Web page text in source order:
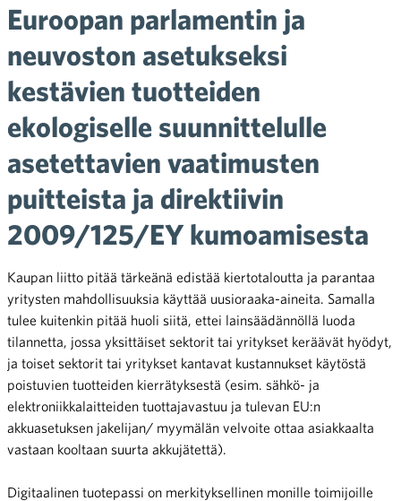
Euroopan parlamentin ja
neuvoston asetukseksi
kestävien tuotteiden
ekologiselle suunnittelulle
asetettavien vaatimusten
puitteista ja direktiivin
2009/125/EY kumoamisesta
Kaupan liitto pitää tärkeänä edistää kiertotaloutta ja parantaa
yritysten mahdollisuuksia käyttää uusioraaka-aineita. Samalla
tulee kuitenkin pitää huoli siitä, ettei lainsäädännöllä luoda
tilannetta, jossa yksittäiset sektorit tai yritykset keräävät hyödyt,
ja toiset sektorit tai yritykset kantavat kustannukset käytöstä
poistuvien tuotteiden kierrätyksestä (esim. sähkö- ja
elektroniikkalaitteiden tuottajavastuu ja tulevan EU:n
akkuasetuksen jakelijan/ myymälän velvoite ottaa asiakkaalta
vastaan kooltaan suurta akkujätettä).
Digitaalinen tuotepassi on merkityksellinen monille toimijoille